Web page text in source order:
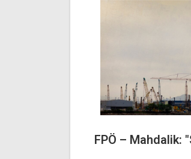
FPÖ – Mahdalik: